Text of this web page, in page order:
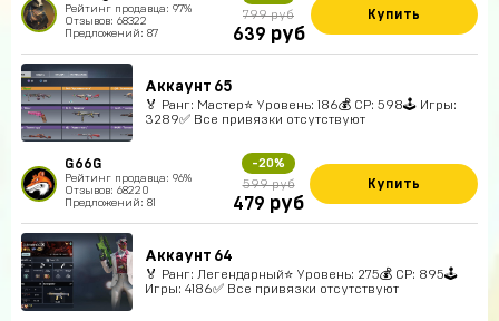
Рейтинг продавца: 97%
Отзывов: 68322
Предложений: 87
799 руб
639 руб
Купить
Аккаунт 65
🏅 Ранг: Мастер⭐️ Уровень: 186💰 CP: 598🕹 Игры:
3289✅ Все привязки отсутствуют
G66G
Рейтинг продавца: 96%
Отзывов: 68220
Предложений: 81
-20%
599 руб
479 руб
Купить
Аккаунт 64
🏅 Ранг: Легендарный⭐️ Уровень: 275💰 CP: 895🕹
Игры: 4186✅ Все привязки отсутствуют